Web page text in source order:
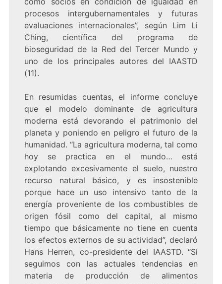
procesos intergubernamentales y futuras
evaluaciones internacionales”, según Lim Li
Ching, científica del programa de
bioseguridad de la Red del Tercer Mundo y
uno de los principales autores del IAASTD
(11).
En resumidas cuentas, el informe concluye
que el modelo dominante de agricultura
moderna está devorando el patrimonio del
planeta y poniendo en peligro el futuro de la
humanidad. “La agricultura moderna, tal como
hoy se practica en el mundo… está
explotando excesivamente el suelo, nuestro
recurso natural básico, y es insostenible
porque hace un uso intensivo tanto de la
energía proveniente de los combustibles de
origen fósil como del capital, al mismo
tiempo que básicamente no tiene en cuenta
los efectos externos de su actividad”, declaró
Hans Herren, co-presidente del IAASTD. “Si
seguimos con las actuales tendencias en
materia de producción de alimentos